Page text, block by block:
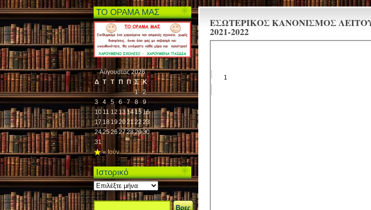
ΕΣΩΤΕΡΙΚΟΣ ΚΑΝΟΝΙΣΜΟΣ
2021-2022
ΤΟ ΟΡΑΜΑ ΜΑΣ
Αύγουστος 2026
Δ Τ Τ Π Π Σ
Κ
1
2
3
4 5 6 7 8
9
1011 12 13141516
1718 19 20212223
2425 2627282930
31
« Ιούν
Ιστορικό
Ιστορικό